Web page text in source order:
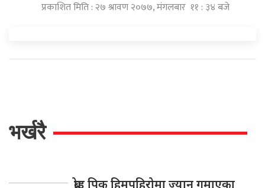
प्रकाशित मिति : २७ श्रावण २०७७, मंगलबार ११ : ३४ बजे
भर्खरै
ब्रोड पिक हिमपहिरोमा ज्यान गुमाएका